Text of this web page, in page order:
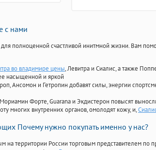
с нами
полноценной счастливой инитмной жизни. Вам
во владимире цены, Левитра и Сиалис, а также
насыщенной и яркой
Ансомон и Гетропин добавят силы, энергии
Форте, Guarana и Экдистерон повысят
многих внутренних органов, омолодят кожу, и,
Почему нужно покупать именно у нас?
на территории России торговым представителем по